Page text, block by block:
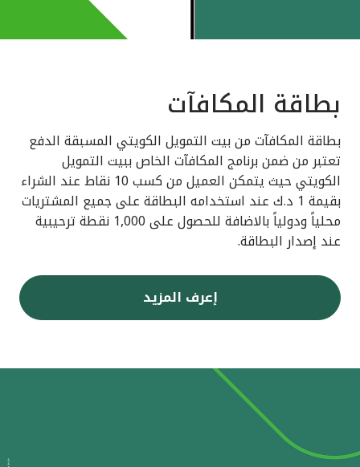
بطاقة المكافآت
بطاقة المكافآت من بيت التمويل الكويتي المسبقة الدفع
تعتبر من ضمن برنامج المكافآت الخاص ببيت التمويل
الكويتي حيث يتمكن العميل من كسب 10 نقاط عند الشراء
بقيمة 1 د.ك عند استخدامه البطاقة على جميع المشتريات
محلياً ودولياً بالاضافة للحصول على 1,000 نقطة ترحيبية
عند إصدار البطاقة.
إعرف المزيد